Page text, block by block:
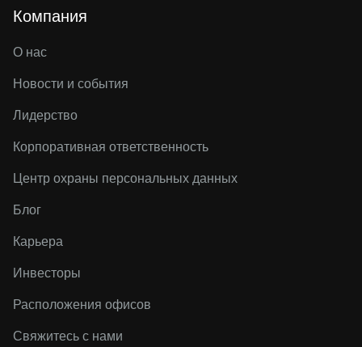
Компания
О нас
Новости и события
Лидерство
Корпоративная ответственность
Центр охраны персональных данных
Блог
Карьера
Инвесторы
Расположения офисов
Свяжитесь с нами